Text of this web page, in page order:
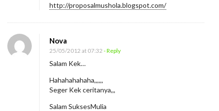
e
I
s
t
a
n
a
http://proposalmushola.blogspot.com/
Nova
25/05/2012 at 07:32 - Reply
Salam Kek…
Hahahahahaha,,,,,,
Seger Kek ceritanya,,,
Salam SuksesMulia